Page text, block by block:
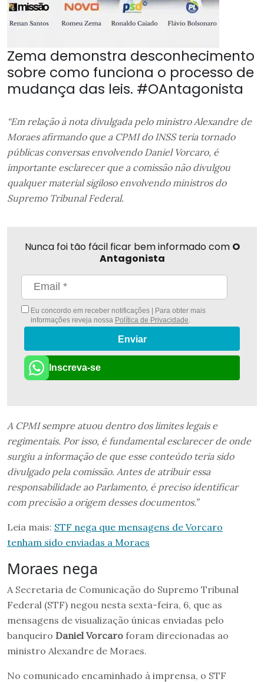
Zema demonstra desconhecimento
sobre como funciona o processo de
mudança das leis. #OAntagonista
“Em relação à nota divulgada pelo ministro Alexandre de
Moraes afirmando que a CPMI do INSS teria tornado
públicas conversas envolvendo Daniel Vorcaro, é
importante esclarecer que a comissão não divulgou
qualquer material sigiloso envolvendo ministros do
Supremo Tribunal Federal.
Nunca foi tão fácil ficar bem informado com O
Antagonista
Eu concordo em receber notificações | Para obter mais
informações reveja nossa Política de Privacidade
Enviar
Inscreva-se
A CPMI sempre atuou dentro dos limites legais e
regimentais. Por isso, é fundamental esclarecer de onde
surgiu a informação de que esse conteúdo teria sido
divulgado pela comissão. Antes de atribuir essa
responsabilidade ao Parlamento, é preciso identificar
com precisão a origem desses documentos.”
Leia mais: STF nega que mensagens de Vorcaro
tenham sido enviadas a Moraes
Moraes nega
A Secretaria de Comunicação do Supremo Tribunal
Federal (STF) negou nesta sexta-feira, 6, que as
mensagens de visualização únicas enviadas pelo
banqueiro Daniel Vorcaro foram direcionadas ao
ministro Alexandre de Moraes.
No comunicado encaminhado à imprensa, o STF